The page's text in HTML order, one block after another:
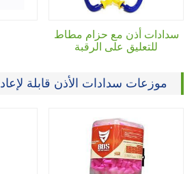
سدادات أذن مع حزام مطاط
للتعليق على الرقبة
موزعات سدادات الأذن قابلة